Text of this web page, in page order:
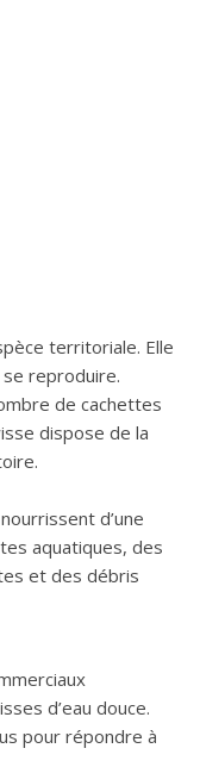
territoriale. Elle
reproduire.
de cachettes
dispose de la
d’une
aquatiques, des
et des débris
d’eau douce.
pour répondre à